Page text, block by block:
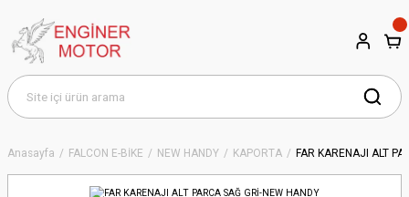
Anasayfa FALCON E-BİKE NEW HANDY KAPORTA FAR KARENAJI ALT